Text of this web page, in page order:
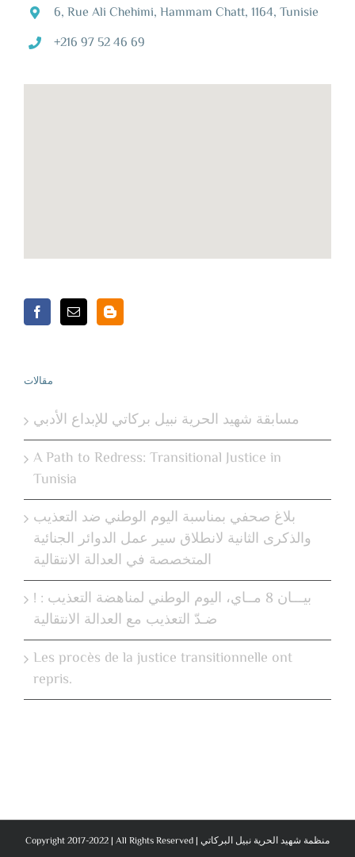
6, Rue Ali Chehimi, Hammam Chatt, 1164, Tunisie
+216 97 52 46 69
مقالات
مسابقة شهيد الحرية نبيل بركاتي للإبداع الأدبي
A Path to Redress: Transitional Justice in
Tunisia
بلاغ صحفي بمناسبة اليوم الوطني ضد التعذيب
والذكرى الثانية لانطلاق سير عمل الدوائر الجنائية
المتخصصة في العدالة الانتقالية
! بيـــان 8 مــاي، اليوم الوطني لمناهضة التعذيب :
ضـدّ التعذيب مع العدالة الانتقالية
Les procès de la justice transitionnelle ont
repris.
Copyright 2017-2022 | All Rights Reserved | منظمة شهيد الحرية نبيل البركاتي